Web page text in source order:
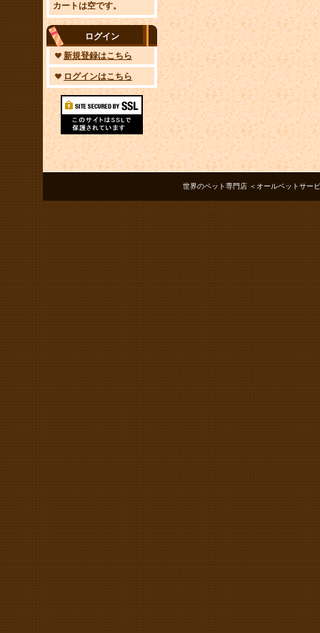
カートは空です。
ログイン
新規登録はこちら
ログインはこちら
世界のペット専門店 ＜オールペットサー